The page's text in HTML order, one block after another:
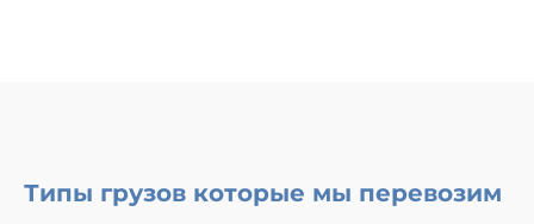
Типы грузов которые мы перевозим